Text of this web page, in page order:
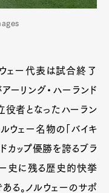
ェー代表は試合終了
ーリング・ハーランド
役者となったハーラン
ウェー名物の「バイキ
カップ優勝を誇るブラ
ー史に残る歴史的快挙
る。ノルウェーのサポ